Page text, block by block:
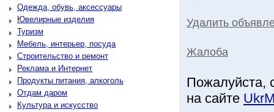
Одежда, обувь, аксессуары
Ювелирные изделия
Туризм
Мебель, интерьер, посуда
Строительство и ремонт
Реклама и Интернет
Продукты питания, алкоголь
Отдам даром
Культура и искусство
Удалить
Жалоба
Пожалуйста,
на сайте